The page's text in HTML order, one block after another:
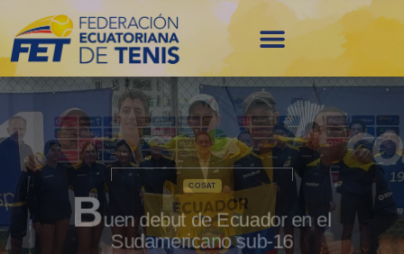
COSAT
Ecuador rumbo a Colombia para
afrontar el Sudamericano sub-16